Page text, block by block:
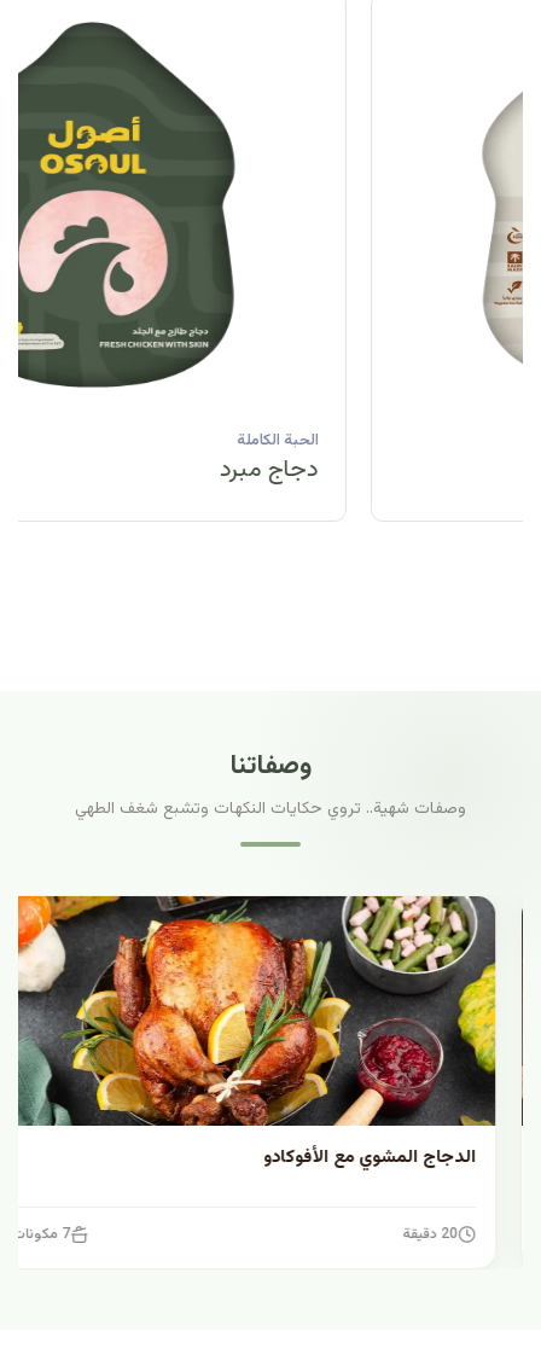
وصفاتنا
وصفات شهية.. تروي حكايات النكهات وتشبع شغف الطهي
الدجاج المشوي مع الأفوكادو
20 دقيقة